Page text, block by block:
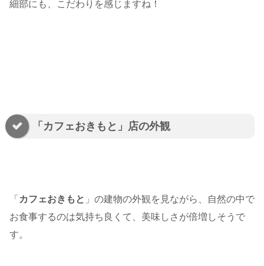
細部にも、こだわりを感じますね！
「カフェおきもと」店の外観
「 カフェおきもと 」の建物の外観を見ながら、自然の中で
お食事するのは気持ち良くて、美味しさが倍増しそうで
す。